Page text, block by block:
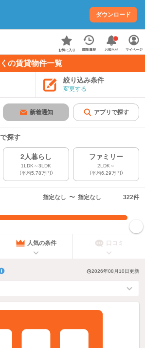
ダウンロード
お気に入り 閲覧履歴 お知らせ マイページ
の賃貸物件一覧
絞り込み条件
変更する
新着通知 アプリで探す
探す
2人暮らし
1LDK～3LDK
（平均5.78万円）
ファミリー
2LDK～
（平均6.29万円）
指定なし 〜 指定なし 322件
指定した賃料で絞り込む
人気の条件 口コミ
2026年08月10日更新